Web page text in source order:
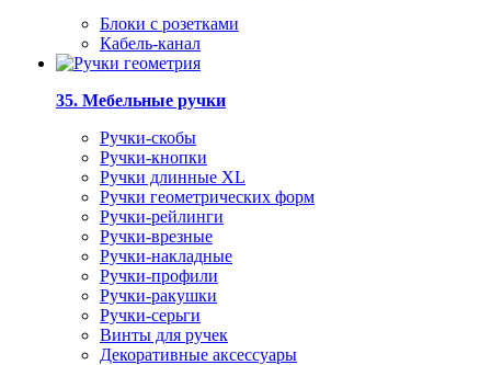
Блоки с розетками
Кабель-канал
35. Мебельные ручки
Ручки-скобы
Ручки-кнопки
Ручки длинные XL
Ручки геометрических форм
Ручки-рейлинги
Ручки-врезные
Ручки-накладные
Ручки-профили
Ручки-ракушки
Ручки-серьги
Винты для ручек
Декоративные аксессуары